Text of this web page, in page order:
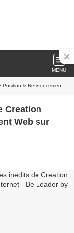
MENU
sur Internet - Be Leader by New3S
Creation
Web sur